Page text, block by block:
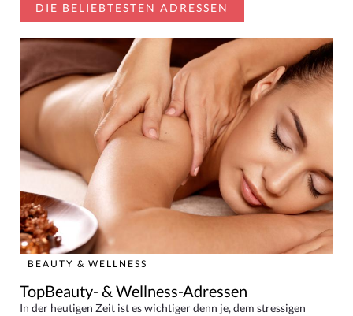
DIE BELIEBTESTEN ADRESSEN
BEAUTY & WELLNESS
TopBeauty- & Wellness-Adressen
In der heutigen Zeit ist es wichtiger denn je, dem stressigen